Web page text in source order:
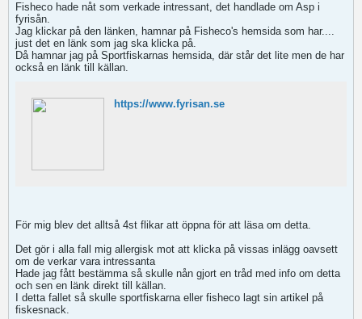
Fisheco hade nåt som verkade intressant, det handlade om Asp i
fyrisån.
Jag klickar på den länken, hamnar på Fisheco's hemsida som har....
just det en länk som jag ska klicka på.
Då hamnar jag på Sportfiskarnas hemsida, där står det lite men de har
också en länk till källan.
https://www.fyrisan.se
För mig blev det alltså 4st flikar att öppna för att läsa om detta.
Det gör i alla fall mig allergisk mot att klicka på vissas inlägg oavsett
om de verkar vara intressanta
Hade jag fått bestämma så skulle nån gjort en tråd med info om detta
och sen en länk direkt till källan.
I detta fallet så skulle sportfiskarna eller fisheco lagt sin artikel på
fiskesnack.